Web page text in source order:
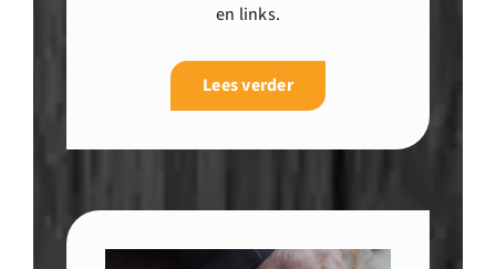
en links.
Lees verder